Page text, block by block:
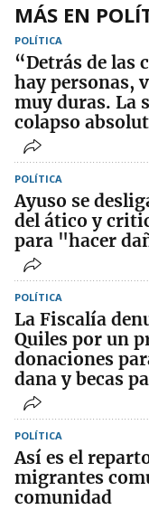
MÁS EN
POLÍTICA
“Detrás de las
hay personas,
muy duras. La
colapso
POLÍTICA
Ayuso se
del ático y
para "hacer
POLÍTICA
La Fiscalía
Quiles por un
donaciones
dana y becas
POLÍTICA
Así es el
migrantes
comunidad